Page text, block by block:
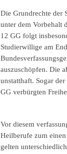
Die Grundrechte der
unter dem Vorbehalt
12 GG folgt
Studierwillige am
auszuschöpfen. Die
unstatthaft. Sogar
GG verbürgten
Vor diesem
Heilberufe zum
gelten